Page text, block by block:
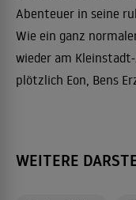
Abenteuer in seine
Wie ein ganz
wieder am
plötzlich Eon, Bens
WEITERE